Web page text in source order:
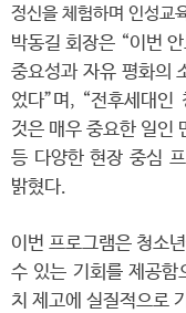
정신을 체험하며 인성교
박동길 회장은 “이번
중요성과 자유 평화의
었다”며, “전후세대인
것은 매우 중요한 일인
등 다양한 현장 중심
밝혔다.
이번 프로그램은 청소
수 있는 기회를 제공함
치 제고에 실질적으로